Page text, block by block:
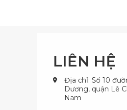
LIÊN HỆ
Địa chỉ: Số 10
Dương, quận Lê
Nam